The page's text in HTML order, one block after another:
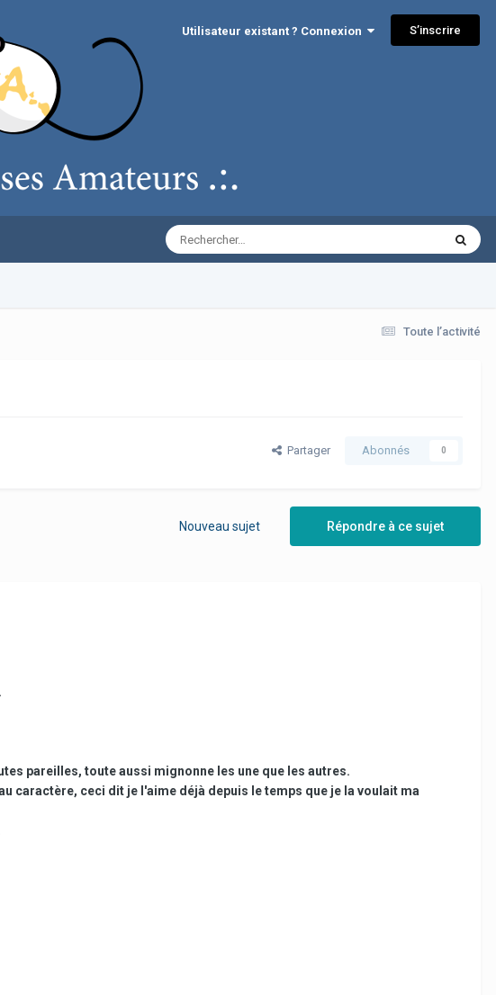
Utilisateur existant ? Connexion S’inscrire
Toute l’activité
Partager Abonnés 0
Répondre à ce sujet
Nouveau sujet
pareilles, toute aussi mignonne les une que les autres.
caractère, ceci dit je l'aime déjà depuis le temps que je la voulait ma